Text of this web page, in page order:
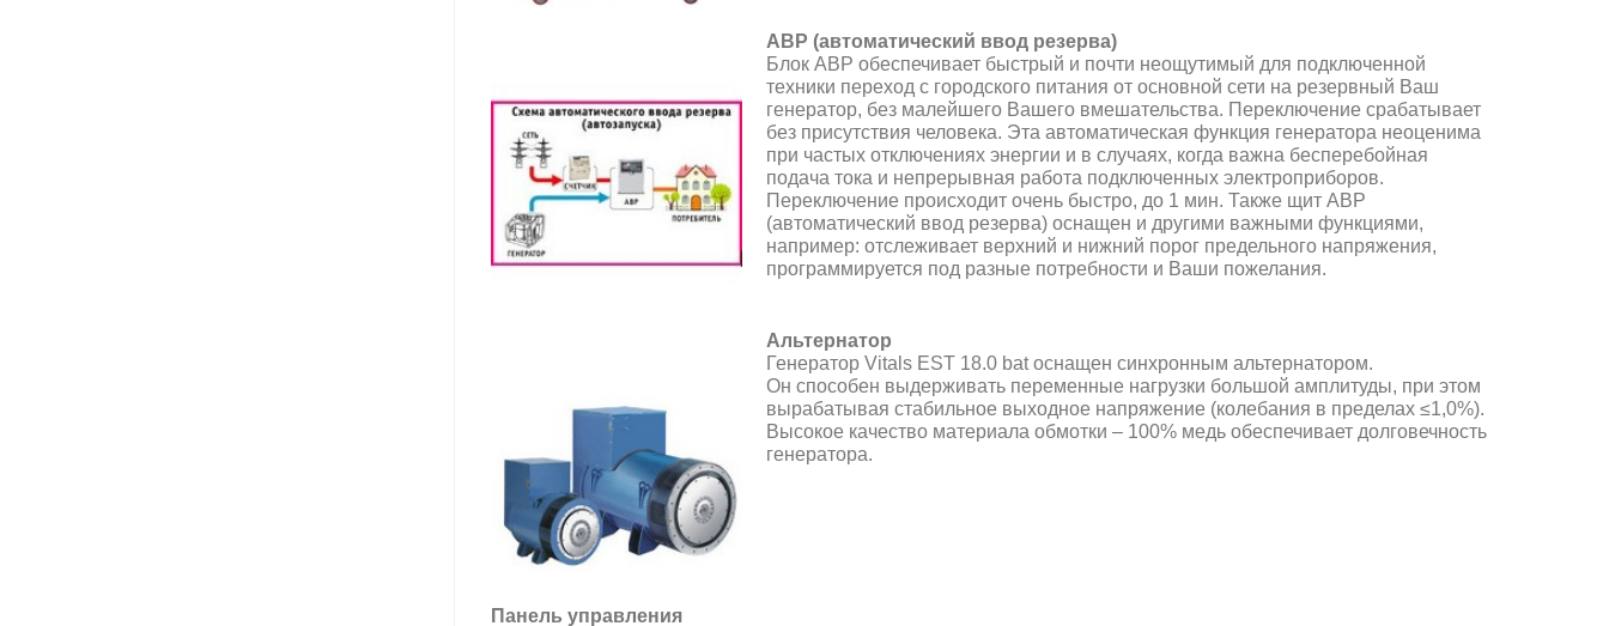
АВР (автоматический ввод резерва)
Блок АВР обеспечивает быстрый и почти неощутимый для подключенной
техники переход с городского питания от основной сети на резервный Ваш
генератор, без малейшего Вашего вмешательства. Переключение срабатывает
без присутствия человека. Эта автоматическая функция генератора неоценима
при частых отключениях энергии и в случаях, когда важна бесперебойная
подача тока и непрерывная работа подключенных электроприборов.
Переключение происходит очень быстро, до 1 мин. Также щит АВР
(автоматический ввод резерва) оснащен и другими важными функциями,
например: отслеживает верхний и нижний порог предельного напряжения,
программируется под разные потребности и Ваши пожелания.
Альтернатор
Генератор Vitals EST 18.0 bat оснащен синхронным альтернатором.
Он способен выдерживать переменные нагрузки большой амплитуды, при этом
вырабатывая стабильное выходное напряжение (колебания в пределах ≤1,0%).
Высокое качество материала обмотки – 100% медь обеспечивает долговечность
генератора.
Панель управления